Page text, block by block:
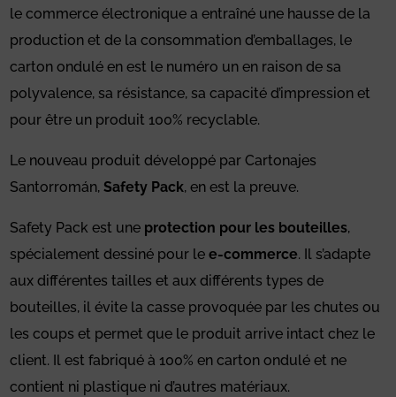
le commerce électronique a entraîné une hausse de la
production et de la consommation d’emballages, le
carton ondulé en est le numéro un en raison de sa
polyvalence, sa résistance, sa capacité d’impression et
pour être un produit 100% recyclable.
Le nouveau produit développé par Cartonajes
Santorromán,Safety Pack, en est la preuve.
Safety Pack est une protection pour les bouteilles,
spécialement dessiné pour lee-commerce. Il s’adapte
aux différentes tailles et aux différents types de
bouteilles, il évite la casse provoquée par les chutes ou
les coups et permet que le produit arrive intact chez le
client. Il est fabriqué à 100% en carton ondulé et ne
contient ni plastique ni d’autres matériaux.